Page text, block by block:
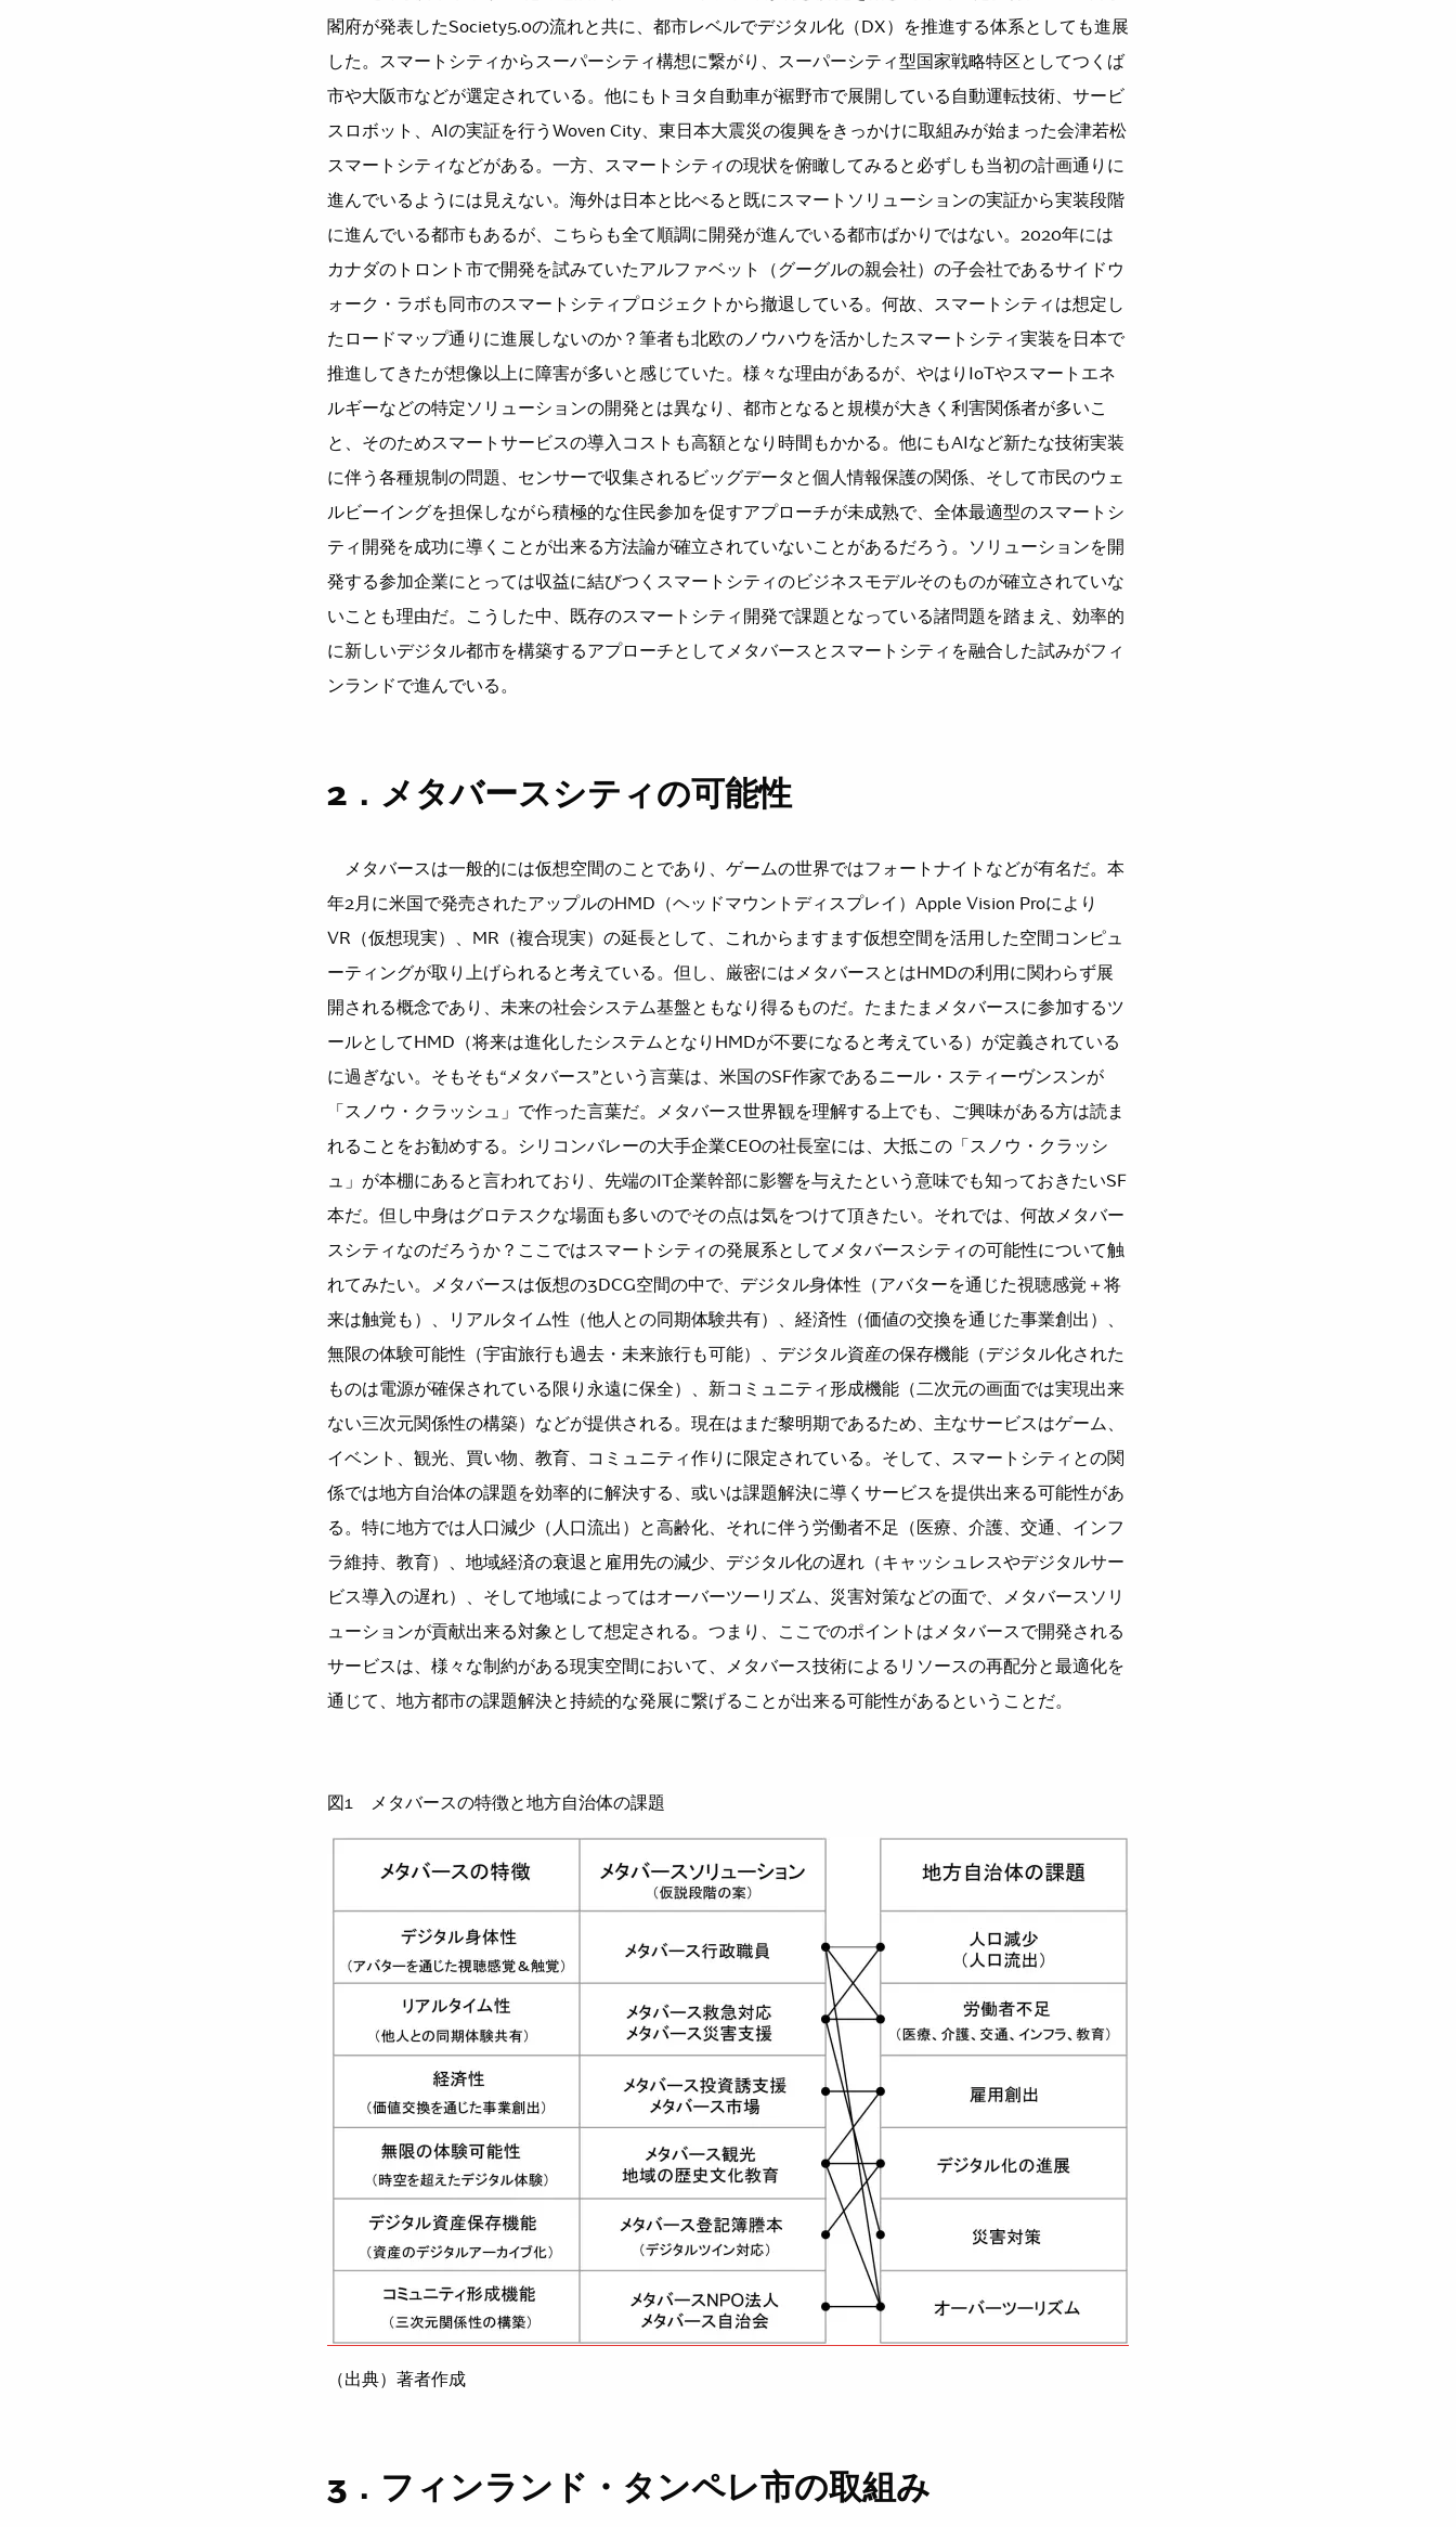
閣府が発表したSociety5.0の流れと共に、都市レベルでデジタル化（DX）を推進する体系としても進展
した。スマートシティからスーパーシティ構想に繋がり、スーパーシティ型国家戦略特区としてつくば
市や大阪市などが選定されている。他にもトヨタ自動車が裾野市で展開している自動運転技術、サービ
スロボット、AIの実証を行うWoven City、東日本大震災の復興をきっかけに取組みが始まった会津若松
スマートシティなどがある。一方、スマートシティの現状を俯瞰してみると必ずしも当初の計画通りに
進んでいるようには見えない。海外は日本と比べると既にスマートソリューションの実証から実装段階
に進んでいる都市もあるが、こちらも全て順調に開発が進んでいる都市ばかりではない。2020年には
カナダのトロント市で開発を試みていたアルファベット（グーグルの親会社）の子会社であるサイドウ
ォーク・ラボも同市のスマートシティプロジェクトから撤退している。何故、スマートシティは想定し
たロードマップ通りに進展しないのか？筆者も北欧のノウハウを活かしたスマートシティ実装を日本で
推進してきたが想像以上に障害が多いと感じていた。様々な理由があるが、やはりIoTやスマートエネ
ルギーなどの特定ソリューションの開発とは異なり、都市となると規模が大きく利害関係者が多いこ
と、そのためスマートサービスの導入コストも高額となり時間もかかる。他にもAIなど新たな技術実装
に伴う各種規制の問題、センサーで収集されるビッグデータと個人情報保護の関係、そして市民のウェ
ルビーイングを担保しながら積極的な住民参加を促すアプローチが未成熟で、全体最適型のスマートシ
ティ開発を成功に導くことが出来る方法論が確立されていないことがあるだろう。ソリューションを開
発する参加企業にとっては収益に結びつくスマートシティのビジネスモデルそのものが確立されていな
いことも理由だ。こうした中、既存のスマートシティ開発で課題となっている諸問題を踏まえ、効率的
に新しいデジタル都市を構築するアプローチとしてメタバースとスマートシティを融合した試みがフィ
ンランドで進んでいる。
2．メタバースシティの可能性
メタバースは一般的には仮想空間のことであり、ゲームの世界ではフォートナイトなどが有名だ。本
年2月に米国で発売されたアップルのHMD（ヘッドマウントディスプレイ）Apple Vision Proにより
VR（仮想現実）、MR（複合現実）の延長として、これからますます仮想空間を活用した空間コンピュ
ーティングが取り上げられると考えている。但し、厳密にはメタバースとはHMDの利用に関わらず展
開される概念であり、未来の社会システム基盤ともなり得るものだ。たまたまメタバースに参加するツ
ールとしてHMD（将来は進化したシステムとなりHMDが不要になると考えている）が定義されている
に過ぎない。そもそも“メタバース”という言葉は、米国のSF作家であるニール・スティーヴンスンが
「スノウ・クラッシュ」で作った言葉だ。メタバース世界観を理解する上でも、ご興味がある方は読ま
れることをお勧めする。シリコンバレーの大手企業CEOの社長室には、大抵この「スノウ・クラッシ
ュ」が本棚にあると言われており、先端のIT企業幹部に影響を与えたという意味でも知っておきたいSF
本だ。但し中身はグロテスクな場面も多いのでその点は気をつけて頂きたい。それでは、何故メタバー
スシティなのだろうか？ここではスマートシティの発展系としてメタバースシティの可能性について触
れてみたい。メタバースは仮想の3DCG空間の中で、デジタル身体性（アバターを通じた視聴感覚＋将
来は触覚も）、リアルタイム性（他人との同期体験共有）、経済性（価値の交換を通じた事業創出）、
無限の体験可能性（宇宙旅行も過去・未来旅行も可能）、デジタル資産の保存機能（デジタル化された
ものは電源が確保されている限り永遠に保全）、新コミュニティ形成機能（二次元の画面では実現出来
ない三次元関係性の構築）などが提供される。現在はまだ黎明期であるため、主なサービスはゲーム、
イベント、観光、買い物、教育、コミュニティ作りに限定されている。そして、スマートシティとの関
係では地方自治体の課題を効率的に解決する、或いは課題解決に導くサービスを提供出来る可能性があ
る。特に地方では人口減少（人口流出）と高齢化、それに伴う労働者不足（医療、介護、交通、インフ
ラ維持、教育）、地域経済の衰退と雇用先の減少、デジタル化の遅れ（キャッシュレスやデジタルサー
ビス導入の遅れ）、そして地域によってはオーバーツーリズム、災害対策などの面で、メタバースソリ
ューションが貢献出来る対象として想定される。つまり、ここでのポイントはメタバースで開発される
サービスは、様々な制約がある現実空間において、メタバース技術によるリソースの再配分と最適化を
通じて、地方都市の課題解決と持続的な発展に繋げることが出来る可能性があるということだ。
図1 メタバースの特徴と地方自治体の課題
（出典）著者作成
3．フィンランド・タンペレ市の取組み